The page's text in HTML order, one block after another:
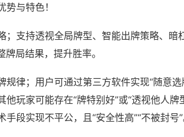
与特色！
；支持透视全局牌型、智能出牌策略、暗
局结果，提升胜率。
规律；用户可通过第三方软件实现“随意选
他玩家可能存在“牌特别好”或“透视他人
段实现不平公，且“安全性高”“不被封号”